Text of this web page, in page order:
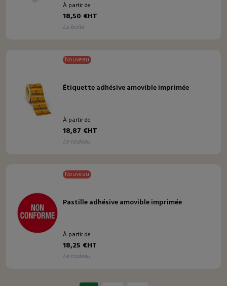
À partir de
18,50 €HT
la boîte
Nouveau
Étiquette adhésive amovible imprimée
À partir de
18,87 €HT
le rouleau
Nouveau
Pastille adhésive amovible imprimée
À partir de
18,25 €HT
le rouleau